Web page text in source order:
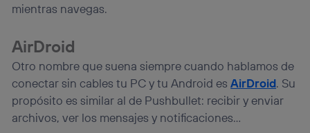
mientras navegas.
AirDroid
Otro nombre que suena siempre cuando hablamos de
conectar sin cables tu PC y tu Android esAirDroid. Su
propósito es similar al de Pushbullet: recibir y enviar
archivos, ver los mensajes y notificaciones…